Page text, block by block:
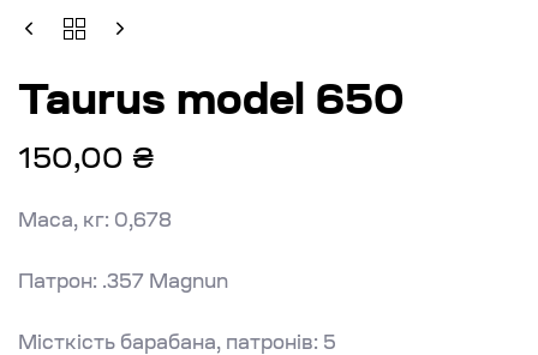
Taurus model 650
150,00 ₴
Маса, кг: 0,678
Патрон: .357 Magnun
Місткість барабана, патронів: 5